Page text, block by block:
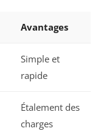
Avantages
Simple et
rapide
Étalement des
charges